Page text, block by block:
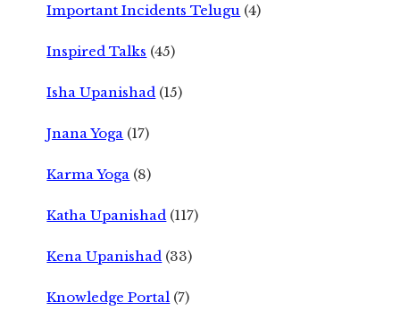
Important Incidents Telugu (4)
Inspired Talks (45)
Isha Upanishad (15)
Jnana Yoga (17)
Karma Yoga (8)
Katha Upanishad (117)
Kena Upanishad (33)
Knowledge Portal (7)